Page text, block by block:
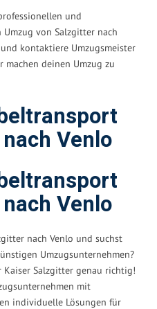
und
von Salzgitter nach
kontaktiere Umzugsmeister
deinen Umzug zu
Venlo
Venlo
nach Venlo und suchst
Umzugsunternehmen?
Kaiser Salzgitter genau richtig!
mit
individuelle Lösungen für